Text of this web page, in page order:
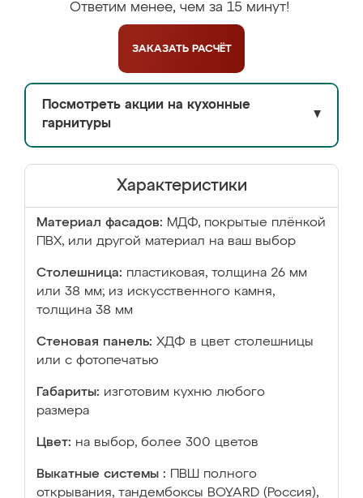
Ответим менее, чем за 15 минут!
ЗАКАЗАТЬ РАСЧЁТ
Посмотреть акции на кухонные
гарнитуры
▼
Характеристики
Материал фасадов: МДФ, покрытые плёнкой
ПВХ, или другой материал на ваш выбор
Столешница: пластиковая, толщина 26 мм
или 38 мм; из искусственного камня,
толщина 38 мм
Стеновая панель: ХДФ в цвет столешницы
или с фотопечатью
Габариты: изготовим кухню любого
размера
Цвет: на выбор, более 300 цветов
Выкатные системы :
ПВШ полного
открывания, тандембоксы BOYARD (Россия),